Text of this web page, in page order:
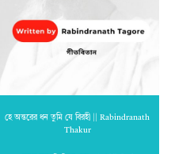
হে অন্তরের ধন তুমি যে বিরহী || Rabindranath
Thakur